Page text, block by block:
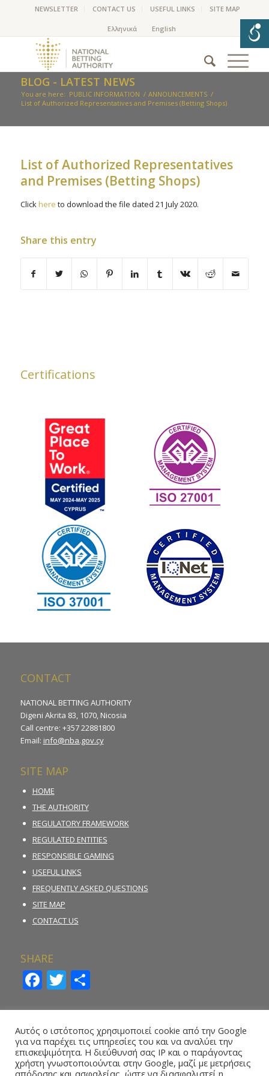
NEWSLETTER CONTACT US USEFUL LINKS SITE MAP
BLOG - LATEST NEWS
You are here: PUBLIC INFORMATION / ANNOUNCEMENTS /
List of Authorized Representatives and Premises (Betting Shops)
List of Authorized Representatives
and Premises (Betting Shops)
Clickhere to download the file dated 21 July 2020.
Share this entry
Certifications
CONTACT
NATIONAL BETTING AUTHORITY
Digeni Akrita 83, 1070, Nicosia
Call centre: +357 22881800
Email: info@nba.gov.cy
SITE MAP
HOME
THE AUTHORITY
REGULATORY FRAMEWORK
REGULATED ENTITIES
RESPONSIBLE GAMING
USEFUL LINKS
FREQUENTLY ASKED QUESTIONS
SITE MAP
CONTACT US
SHARE
Facebook
Twitter
Share
REPORT ILLEGAL GAMBLING ACTIVITY
ONLINE REPORTING FORM – WHISTLEBLOWING
Αυτός ο ιστότοπος χρησιμοποιεί cookie από την Google
για να παρέχει τις υπηρεσίες του και να αναλύει την
επισκεψιμότητα. Η διεύθυνσή σας IP και ο παράγοντας
χρήστη γνωστοποιούνται στην Google, μαζί με μετρήσεις
απόδοσης και ασφαλείας, ώστε να διασφαλιστεί η